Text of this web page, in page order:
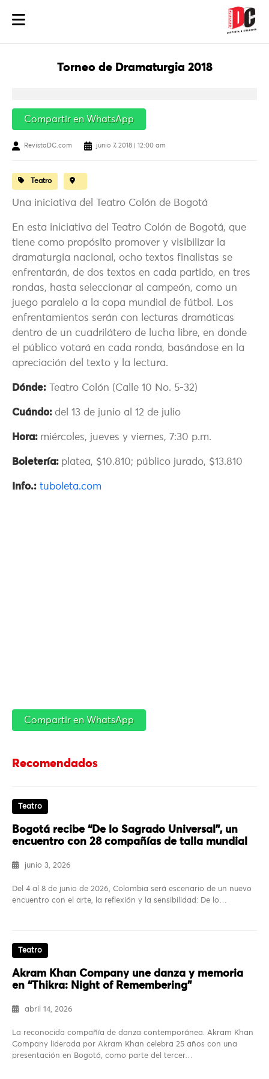
Torneo de Dramaturgia 2018
Compartir en WhatsApp
RevistaDC.com junio 7, 2018 | 12:00 am
Teatro
Una iniciativa del Teatro Colón de Bogotá
En esta iniciativa del Teatro Colón de Bogotá, que
tiene como propósito promover y visibilizar la
dramaturgia nacional, ocho textos finalistas se
enfrentarán, de dos textos en cada partido, en tres
rondas, hasta seleccionar al campeón, como un
juego paralelo a la copa mundial de fútbol. Los
enfrentamientos serán con lecturas dramáticas
dentro de un cuadrilátero de lucha libre, en donde
el público votará en cada ronda, basándose en la
apreciación del texto y la lectura.
Dónde: Teatro Colón (Calle 10 No. 5-32)
Cuándo: del 13 de junio al 12 de julio
Hora: miércoles, jueves y viernes, 7:30 p.m.
Boletería: platea, $10.810; público jurado, $13.810
Info.: tuboleta.com
Compartir en WhatsApp
Recomendados
Teatro
Bogotá recibe “De lo Sagrado Universal”, un
encuentro con 28 compañías de talla mundial
junio 3, 2026
Del 4 al 8 de junio de 2026, Colombia será escenario de un nuevo
encuentro con el arte, la reflexión y la sensibilidad: De lo…
Teatro
Akram Khan Company une danza y memoria
en “Thikra: Night of Remembering”
abril 14, 2026
La reconocida compañía de danza contemporánea. Akram Khan
Company liderada por Akram Khan celebra 25 años con una
presentación en Bogotá, como parte del tercer…